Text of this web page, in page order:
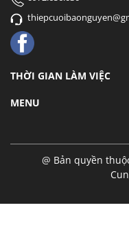
THỜI GIAN LÀM VIỆC
MENU
@ Bản quyền